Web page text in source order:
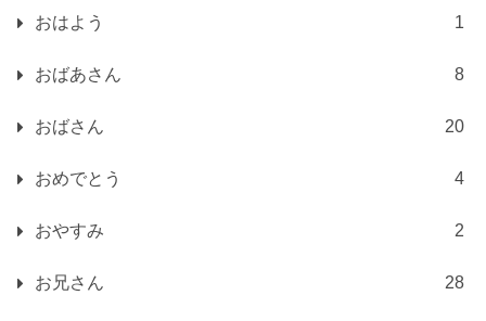
おはよう 1
おばあさん 8
おばさん 20
おめでとう 4
おやすみ 2
お兄さん 28